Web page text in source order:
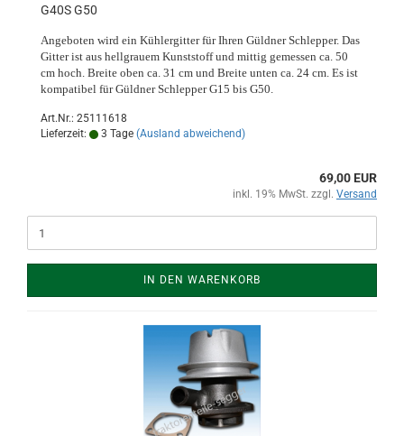
G40S G50
Angeboten wird ein Kühlergitter für Ihren Güldner Schlepper. Das
Gitter ist aus hellgrauem Kunststoff und mittig gemessen ca. 50
cm hoch. Breite oben ca. 31 cm und Breite unten ca. 24 cm. Es ist
kompatibel für Güldner Schlepper G15 bis G50.
Art.Nr.: 25111618
Lieferzeit:
3 Tage (Ausland abweichend)
69,00 EUR
inkl. 19% MwSt. zzgl. Versand
IN DEN WARENKORB